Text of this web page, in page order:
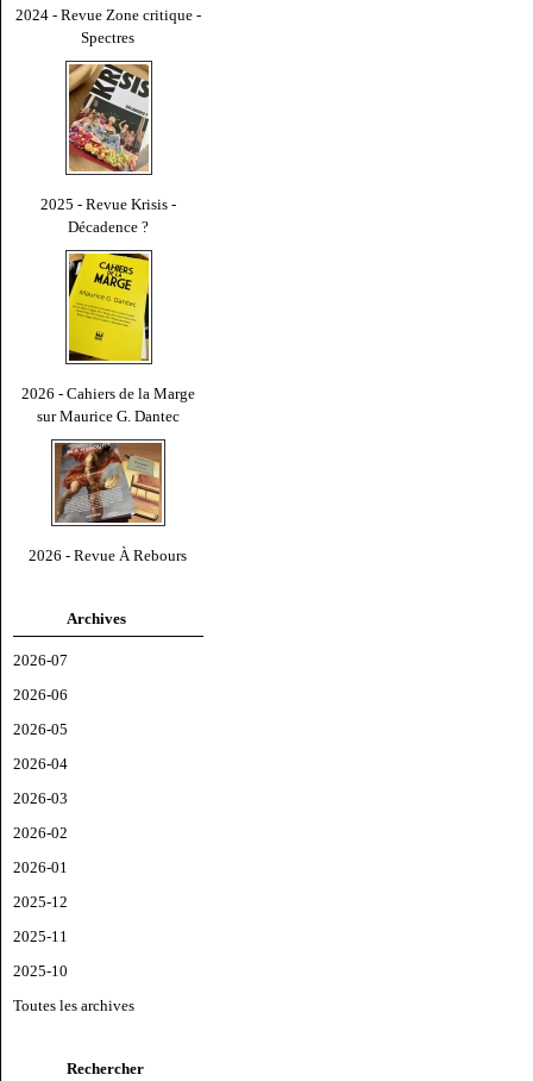
2024 - Revue Zone critique -
Spectres
2025 - Revue Krisis -
Décadence ?
2026 - Cahiers de la Marge
sur Maurice G. Dantec
2026 - Revue À Rebours
Archives
2026-07
2026-06
2026-05
2026-04
2026-03
2026-02
2026-01
2025-12
2025-11
2025-10
Toutes les archives
Rechercher